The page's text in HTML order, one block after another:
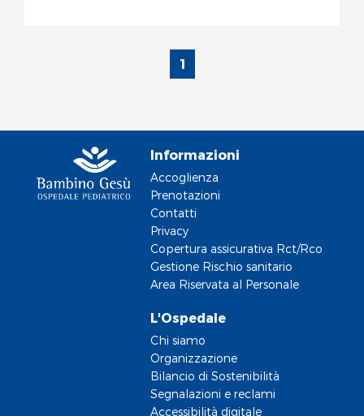
1
Informazioni
Accoglienza
Prenotazioni
Contatti
Privacy
Copertura assicurativa Rct/Rco
Gestione Rischio sanitario
Area Riservata al Personale
L'Ospedale
Chi siamo
Organizzazione
Bilancio di Sostenibilità
Segnalazioni e reclami
Accessibilità digitale